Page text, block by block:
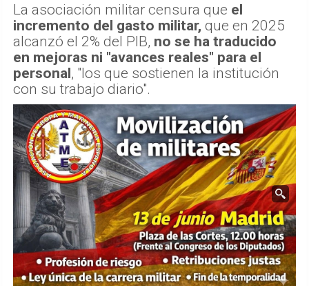
La asociación militar censura que el
incremento del gasto militar, que en 2025
alcanzó el 2% del PIB, no se ha traducido
en mejoras ni "avances reales" para el
personal, "los que sostienen la institución
con su trabajo diario".